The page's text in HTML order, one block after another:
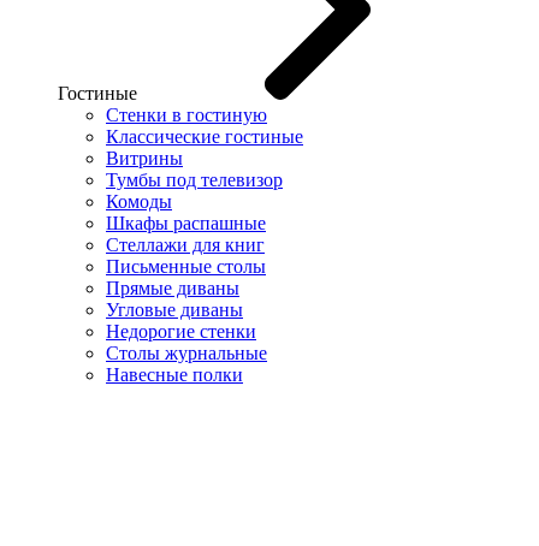
Гостиные
Стенки в гостиную
Классические гостиные
Витрины
Тумбы под телевизор
Комоды
Шкафы распашные
Стеллажи для книг
Письменные столы
Прямые диваны
Угловые диваны
Недорогие стенки
Столы журнальные
Навесные полки